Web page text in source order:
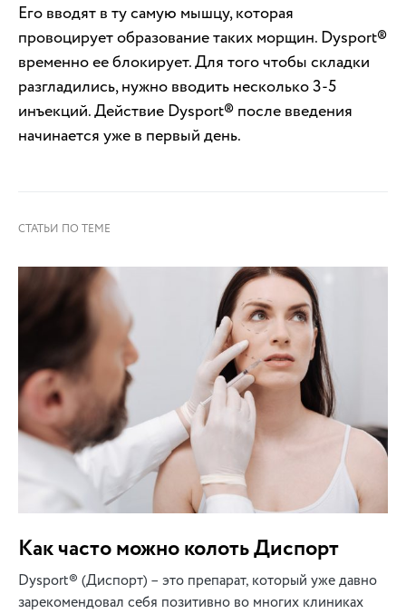
Его вводят в ту самую мышцу, которая
провоцирует образование таких морщин. Dysport®
временно ее блокирует. Для того чтобы складки
разгладились, нужно вводить несколько 3-5
инъекций. Действие Dysport® после введения
начинается уже в первый день.
Как часто можно колоть Диспорт
Dysport® (Диспорт) – это препарат, который уже давно
зарекомендовал себя позитивно во многих клиниках